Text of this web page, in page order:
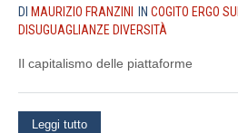
DI MAURIZIO FRANZINI IN COGITO ERGO
DISUGUAGLIANZE DIVERSITÀ
Il capitalismo delle piattaforme
Leggi tutto